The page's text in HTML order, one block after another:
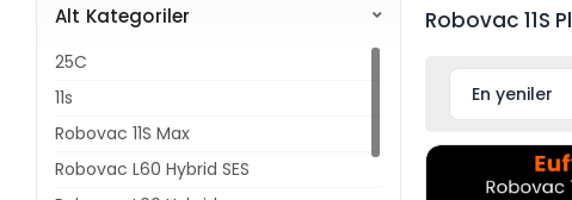
Alt Kategoriler
25C
11s
Robovac 11S Max
Robovac L60 Hybrid SES
Robovac 11S